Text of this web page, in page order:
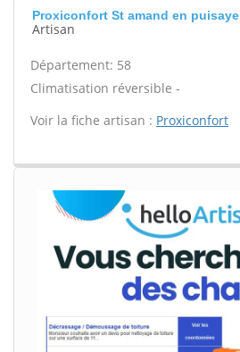
Proxiconfort St amand en puisaye
Artisan
Département: 58
Climatisation réversible -
Voir la fiche artisan : Proxiconfort